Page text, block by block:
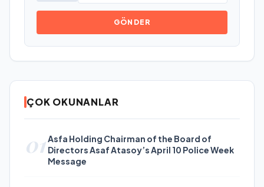
GÖNDER
ÇOK OKUNANLAR
01Asfa Holding Chairman of the Board of
Directors Asaf Atasoy’s April 10 Police Week
Message